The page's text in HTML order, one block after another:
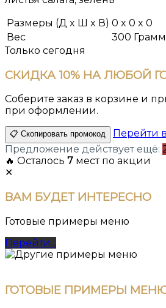
Размеры (Д x Ш x В) 0 x 0 x 0
Вес
300 Грамм
Только сегодня
СКИДКА 10% НА ЛЮБОЙ
Соберите заказ в корзине и
при оформлении.
📋 Скопировать промокод
Перейти
Предложение действует ещё:
🔥 Осталось 7 мест по акции
✕
ВАМ БУДЕТ ИНТЕРЕСНО
Готовые примеры меню
Перейти...
ГОТОВЫЕ ПРИМЕРЫ